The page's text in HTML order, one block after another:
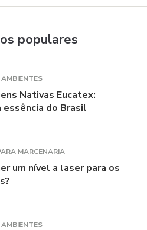
populares
Nativas Eucatex:
essência do Brasil
MARCENARIA
um nível a laser para os